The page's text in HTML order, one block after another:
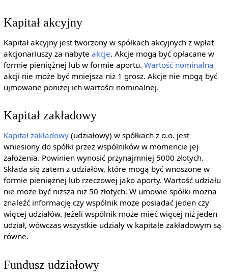
Kapitał akcyjny
Kapitał akcyjny jest tworzony w spółkach akcyjnych z wpłat
akcjonariuszy za nabyte akcje. Akcje mogą być opłacane w
formie pieniężnej lub w formie aportu. Wartość nominalna
akcji nie może być mniejsza niż 1 grosz. Akcje nie mogą być
ujmowane poniżej ich wartości nominalnej.
Kapitał zakładowy
Kapitał zakładowy(udziałowy) w spółkach z o.o. jest
wniesiony do spółki przez wspólników w momencie jej
założenia. Powinien wynosić przynajmniej 5000 złotych.
Składa się zatem z udziałów, które mogą być wnoszone w
formie pieniężnej lub rzeczowej jako aporty. Wartość udziału
nie może być niższa niż 50 złotych. W umowie spółki można
znaleźć informację czy wspólnik może posiadać jeden czy
więcej udziałów. Jeżeli wspólnik może mieć więcej niż jeden
udział, wówczas wszystkie udziały w kapitale zakładowym są
równe.
Fundusz udziałowy